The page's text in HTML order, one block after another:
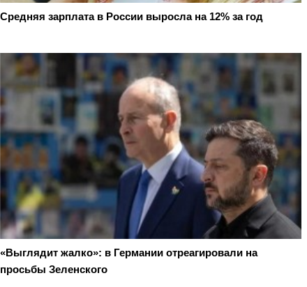
Средняя зарплата в России выросла на 12% за год
«Выглядит жалко»: в Германии отреагировали на
просьбы Зеленского